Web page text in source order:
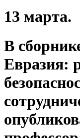
13 марта.
В
Евразия: